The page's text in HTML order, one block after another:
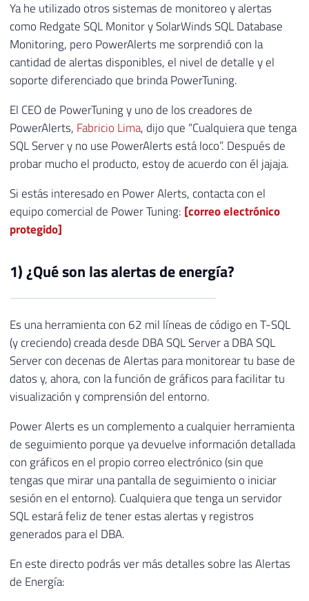
Ya he utilizado otros sistemas de monitoreo y alertas
como Redgate SQL Monitor y SolarWinds SQL Database
Monitoring, pero PowerAlerts me sorprendió con la
cantidad de alertas disponibles, el nivel de detalle y el
soporte diferenciado que brinda PowerTuning.
El CEO de PowerTuning y uno de los creadores de
PowerAlerts, Fabricio Lima, dijo que “Cualquiera que tenga
SQL Server y no use PowerAlerts está loco”. Después de
probar mucho el producto, estoy de acuerdo con él jajaja.
Si estás interesado en Power Alerts, contacta con el
equipo comercial de Power Tuning: [correo electrónico
protegido]
1) ¿Qué son las alertas de energía?
Es una herramienta con 62 mil líneas de código en T-SQL
(y creciendo) creada desde DBA SQL Server a DBA SQL
Server con decenas de Alertas para monitorear tu base de
datos y, ahora, con la función de gráficos para facilitar tu
visualización y comprensión del entorno.
Power Alerts es un complemento a cualquier herramienta
de seguimiento porque ya devuelve información detallada
con gráficos en el propio correo electrónico (sin que
tengas que mirar una pantalla de seguimiento o iniciar
sesión en el entorno). Cualquiera que tenga un servidor
SQL estará feliz de tener estas alertas y registros
generados para el DBA.
En este directo podrás ver más detalles sobre las Alertas
de Energía: